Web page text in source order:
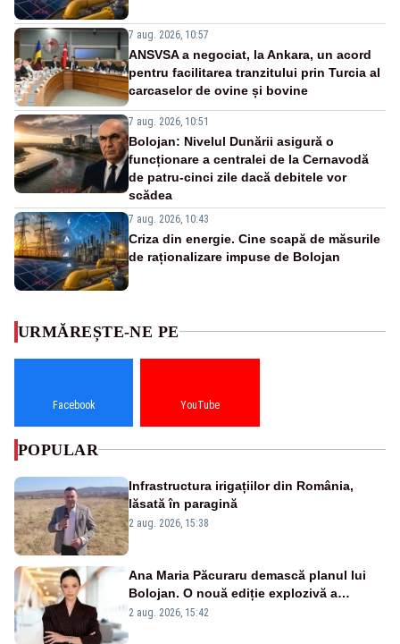
7 aug. 2026, 10:57
ANSVSA a negociat, la Ankara, un acord
pentru facilitarea tranzitului prin Turcia al
carcaselor de ovine și bovine
7 aug. 2026, 10:51
Bolojan: Nivelul Dunării asigură o
funcționare a centralei de la Cernavodă
de patru-cinci zile dacă debitele vor
scădea
7 aug. 2026, 10:43
Criza din energie. Cine scapă de măsurile
de raționalizare impuse de Bolojan
URMĂREȘTE-NE PE
Facebook YouTube
POPULAR
Infrastructura irigațiilor din România,
lăsată în paragină
2 aug. 2026, 15:38
Ana Maria Păcuraru demască planul lui
Bolojan. O nouă ediție explozivă a
emisiunii „Miza Zilei” la Realitatea PLUS
2 aug. 2026, 15:42